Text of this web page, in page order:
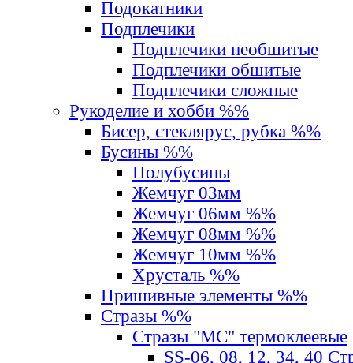
Подокатники
Подплечики
Подплечики необшитые
Подплечики обшитые
Подплечики сложные
Рукоделие и хобби %%
Бисер, стеклярус, рубка %%
Бусины %%
Полубусины
Жемчуг 03мм
Жемчуг 06мм %%
Жемчуг 08мм %%
Жемчуг 10мм %%
Хрусталь %%
Пришивные элементы %%
Стразы %%
Стразы "MС" термоклеевые
SS-06, 08, 12, 34, 40